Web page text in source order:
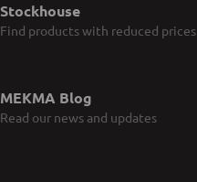
Stockhouse
Find products with reduced prices
MEKMA Blog
Read our news and updates